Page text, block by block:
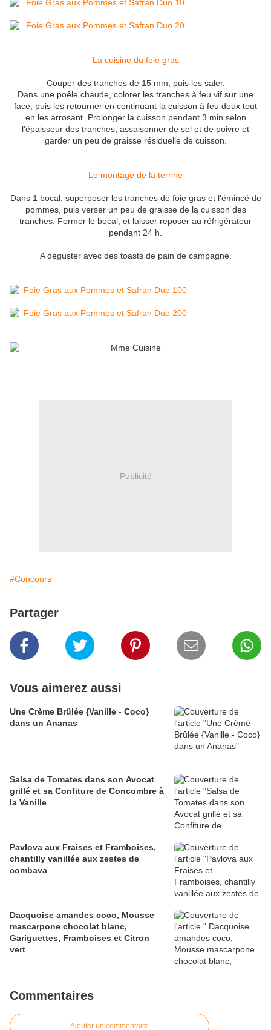
La cuisine du foie gras
Couper des tranches de 15 mm, puis les saler.
Dans une poêle chaude, colorer les tranches à feu vif sur une
face, puis les retourner en continuant la cuisson à feu doux tout
en les arrosant. Prolonger la cuisson pendant 3 min selon
l'épaisseur des tranches, assaisonner de sel et de poivre et
garder un peu de graisse résiduelle de cuisson.
Le montage de la terrine
Dans 1 bocal, superposer les tranches de foie gras et l'émincé de
pommes, puis verser un peu de graisse de la cuisson des
tranches. Fermer le bocal, et laisser reposer au réfrigérateur
pendant 24 h.
A déguster avec des toasts de pain de campagne.
Publicité
#Concours
Partager
Vous aimerez aussi
Une Crème Brûlée {Vanille - Coco}
dans un Ananas
Salsa de Tomates dans son Avocat
grillé et sa Confiture de Concombre à
la Vanille
Pavlova aux Fraises et Framboises,
chantilly vanillée aux zestes de
combava
Dacquoise amandes coco, Mousse
mascarpone chocolat blanc,
Gariguettes, Framboises et Citron
vert
Commentaires
Ajouter un commentaire